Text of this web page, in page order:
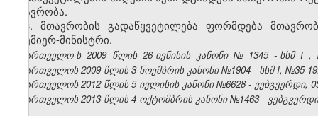
მთავრობა.
6. მთავრობის გადაწყვეტილება ფორმდება
პრემიერ-მინისტრი.
საქართველო ს 2009 წლის 26 ივნისის კანონი № 1345 - სსმ I ,
საქართველოს 2009 წლის 3 ნოემბრის კანონი №1904 - სსმ I, №35
საქართველოს 2012 წლის 5 ივლისის კანონი №6628 - ვებგვერდი,
საქართველოს 2013 წლის 4 ოქტომბრის კანონი №1463 -